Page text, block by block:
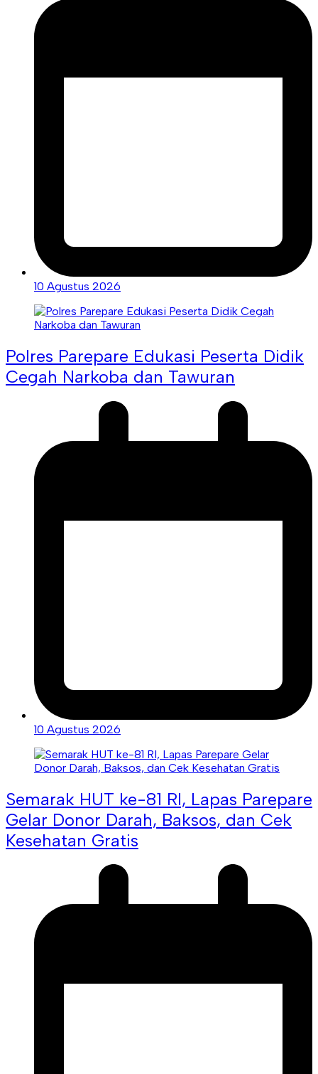
10 Agustus 2026
Polres Parepare Edukasi Peserta Didik
Cegah Narkoba dan Tawuran
10 Agustus 2026
Semarak HUT ke-81 RI, Lapas Parepare
Gelar Donor Darah, Baksos, dan Cek
Kesehatan Gratis